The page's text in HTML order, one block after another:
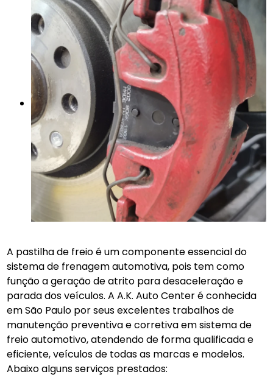
A pastilha de freio é um componente essencial do
sistema de frenagem automotiva, pois tem como
função a geração de atrito para desaceleração e
parada dos veículos. A A.K. Auto Center é conhecida
em São Paulo por seus excelentes trabalhos de
manutenção preventiva e corretiva em sistema de
freio automotivo, atendendo de forma qualificada e
eficiente, veículos de todas as marcas e modelos.
Abaixo alguns serviços prestados: